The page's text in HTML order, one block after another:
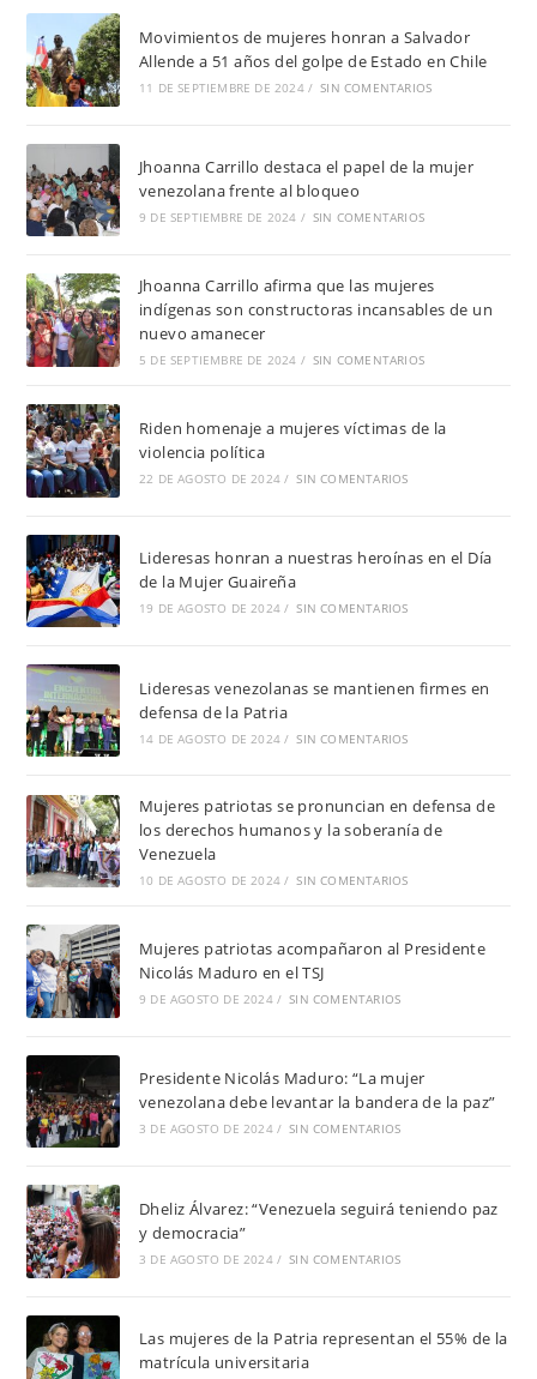
Movimientos de mujeres honran a Salvador
Allende a 51 años del golpe de Estado en Chile
11 DE SEPTIEMBRE DE 2024 / SIN COMENTARIOS
Jhoanna Carrillo destaca el papel de la mujer
venezolana frente al bloqueo
9 DE SEPTIEMBRE DE 2024 / SIN COMENTARIOS
Jhoanna Carrillo afirma que las mujeres
indígenas son constructoras incansables de un
nuevo amanecer
5 DE SEPTIEMBRE DE 2024 / SIN COMENTARIOS
Riden homenaje a mujeres víctimas de la
violencia política
22 DE AGOSTO DE 2024 / SIN COMENTARIOS
Lideresas honran a nuestras heroínas en el Día
de la Mujer Guaireña
19 DE AGOSTO DE 2024 / SIN COMENTARIOS
Lideresas venezolanas se mantienen firmes en
defensa de la Patria
14 DE AGOSTO DE 2024 / SIN COMENTARIOS
Mujeres patriotas se pronuncian en defensa de
los derechos humanos y la soberanía de
Venezuela
10 DE AGOSTO DE 2024 / SIN COMENTARIOS
Mujeres patriotas acompañaron al Presidente
Nicolás Maduro en el TSJ
9 DE AGOSTO DE 2024 / SIN COMENTARIOS
Presidente Nicolás Maduro: “La mujer
venezolana debe levantar la bandera de la paz”
3 DE AGOSTO DE 2024 / SIN COMENTARIOS
Dheliz Álvarez: “Venezuela seguirá teniendo paz
y democracia”
3 DE AGOSTO DE 2024 / SIN COMENTARIOS
Las mujeres de la Patria representan el 55% de la
matrícula universitaria